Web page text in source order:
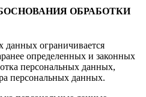
ОБРАБОТКИ
данных ограничивается
определенных и законных
персональных данных,
персональных данных.